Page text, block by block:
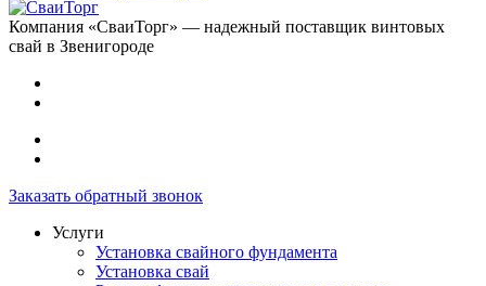
Компания «СваиТорг» — надежный поставщик винтовых
свай в Звенигороде
Заказать обратный звонок
Услуги
Установка свайного фундамента
Установка свай